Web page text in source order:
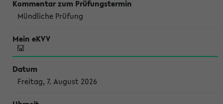
Mündliche Prüfung
Freitag, 7. August 2026